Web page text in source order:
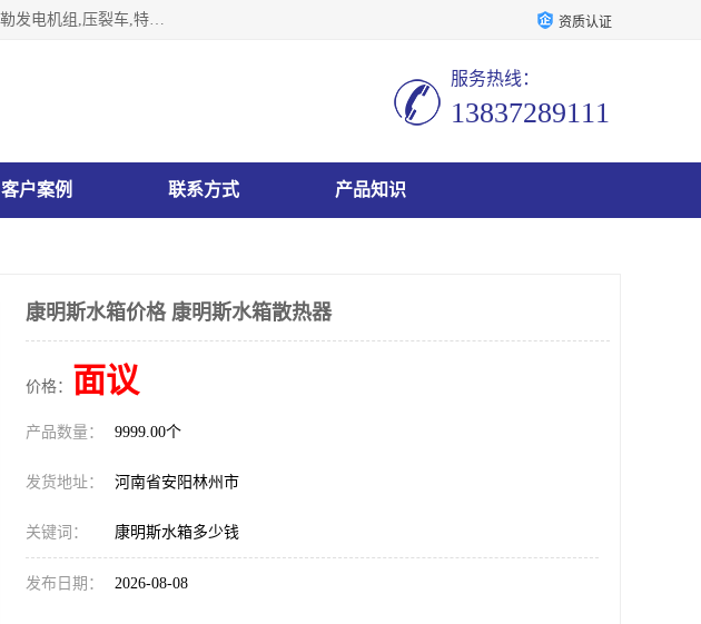
林州市万泉水箱有限责任公司专业生济南柴油机,胜动柴油机燃气机卧式,重庆康明斯发电机组,美国卡特彼勒发电机组,压裂车,特雷克斯矿车,卡特矿车,小松反铲,卡特反铲装载机,日立反铲,阿特拉斯科普柯钻机,山推推土机黄工推土机等系列水箱中冷器油冷器，公司始终发扬自力更生、艰苦奋斗的红旗渠精神、不断开拓、进取，以“先进的生产技术、一流的产品质量、良好的销售信誉”为宗旨。 资质认证
服务热线：
13837289111
客户案例 联系方式 产品知识
康明斯水箱价格 康明斯水箱散热器
价格： 面议
产品数量： 9999.00个
发货地址： 河南省安阳林州市
关键词： 康明斯水箱多少钱
发布日期： 2026-08-08